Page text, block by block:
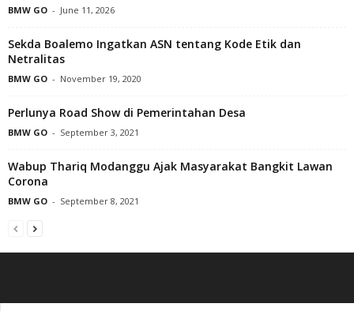
BMW GO - June 11, 2026
Sekda Boalemo Ingatkan ASN tentang Kode Etik dan
Netralitas
BMW GO - November 19, 2020
Perlunya Road Show di Pemerintahan Desa
BMW GO - September 3, 2021
Wabup Thariq Modanggu Ajak Masyarakat Bangkit Lawan
Corona
BMW GO - September 8, 2021